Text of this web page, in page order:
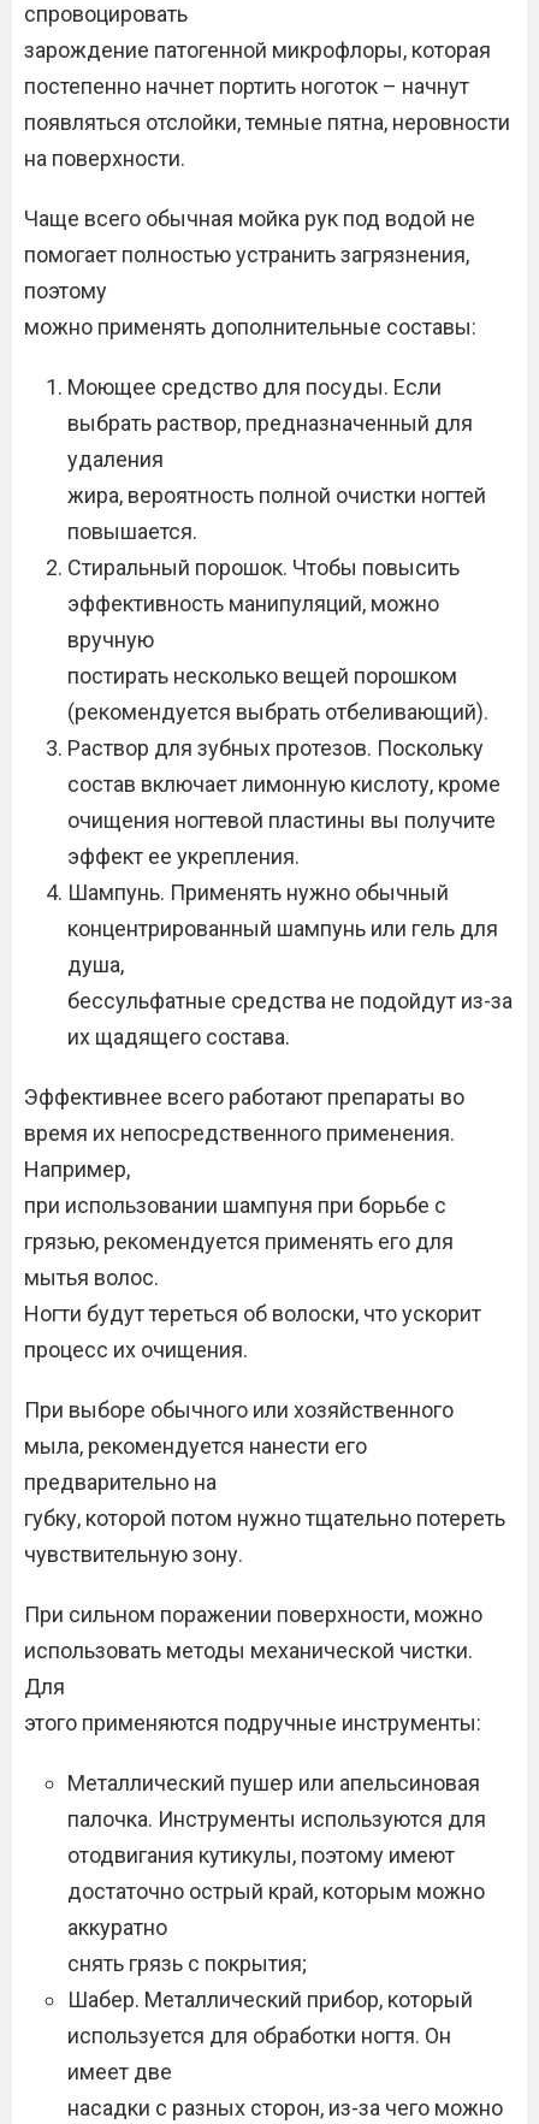
спровоцировать
зарождение патогенной микрофлоры, которая
постепенно начнет портить ноготок – начнут
появляться отслойки, темные пятна, неровности
на поверхности.
Чаще всего обычная мойка рук под водой не
помогает полностью устранить загрязнения,
поэтому
можно применять дополнительные составы:
Моющее средство для посуды. Если
выбрать раствор, предназначенный для
удаления
жира, вероятность полной очистки ногтей
повышается.
Стиральный порошок. Чтобы повысить
эффективность манипуляций, можно
вручную
постирать несколько вещей порошком
(рекомендуется выбрать отбеливающий).
Раствор для зубных протезов. Поскольку
состав включает лимонную кислоту, кроме
очищения ногтевой пластины вы получите
эффект ее укрепления.
Шампунь. Применять нужно обычный
концентрированный шампунь или гель для
душа,
бессульфатные средства не подойдут из-за
их щадящего состава.
Эффективнее всего работают препараты во
время их непосредственного применения.
Например,
при использовании шампуня при борьбе с
грязью, рекомендуется применять его для
мытья волос.
Ногти будут тереться об волоски, что ускорит
процесс их очищения.
При выборе обычного или хозяйственного
мыла, рекомендуется нанести его
предварительно на
губку, которой потом нужно тщательно потереть
чувствительную зону.
При сильном поражении поверхности, можно
использовать методы механической чистки.
Для
этого применяются подручные инструменты:
Металлический пушер или апельсиновая
палочка. Инструменты используются для
отодвигания кутикулы, поэтому имеют
достаточно острый край, которым можно
аккуратно
снять грязь с покрытия;
Шабер. Металлический прибор, который
используется для обработки ногтя. Он
имеет две
насадки с разных сторон, из-за чего можно